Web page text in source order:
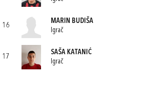
16
MARIN BUDIŠA
Igrač
17
SAŠA KATANIĆ
Igrač